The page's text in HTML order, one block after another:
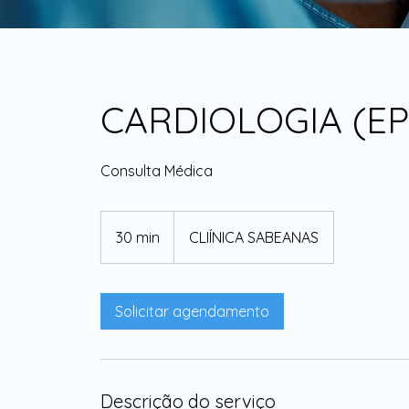
CARDIOLOGIA
Consulta Médica
30 min
0
n
CLIÍNICA SABEANAS
Solicitar agendamento
Descrição do serviço